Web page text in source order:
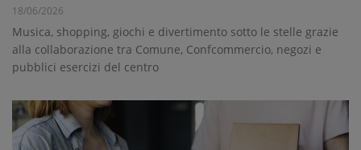
18/06/2026
Musica, shopping, giochi e divertimento sotto le stelle grazie
alla collaborazione tra Comune, Confcommercio, negozi e
pubblici esercizi del centro